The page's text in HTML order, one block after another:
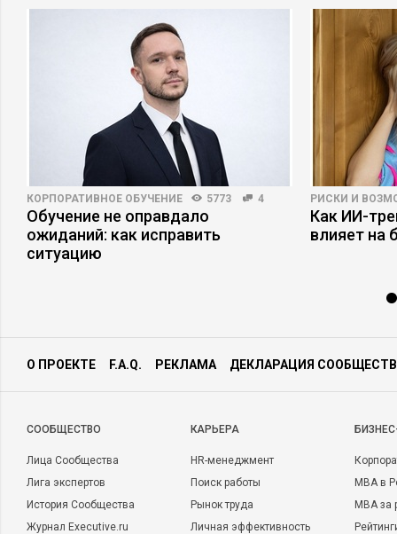
КОРПОРАТИВНОЕ ОБУЧЕНИЕ 5773 4
Обучение не оправдало
ожиданий: как исправить
ситуацию
РИСКИ И
Как ИИ-
влияет на
О ПРОЕКТЕ F.A.Q. РЕКЛАМА ДЕКЛАРАЦИЯ
CООБЩЕСТВО
Лица Сообщества
Лига экспертов
История Сообщества
Журнал Executive.ru
КАРЬЕРА
HR-менеджмент
Поиск работы
Рынок труда
Личная эффективность
MBA в
MBA